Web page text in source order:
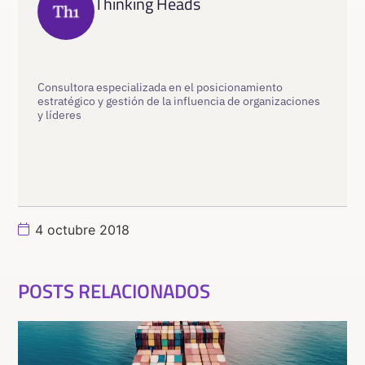
Consultora especializada en el posicionamiento
estratégico y gestión de la influencia de organizaciones
y líderes
4 octubre 2018
POSTS RELACIONADOS